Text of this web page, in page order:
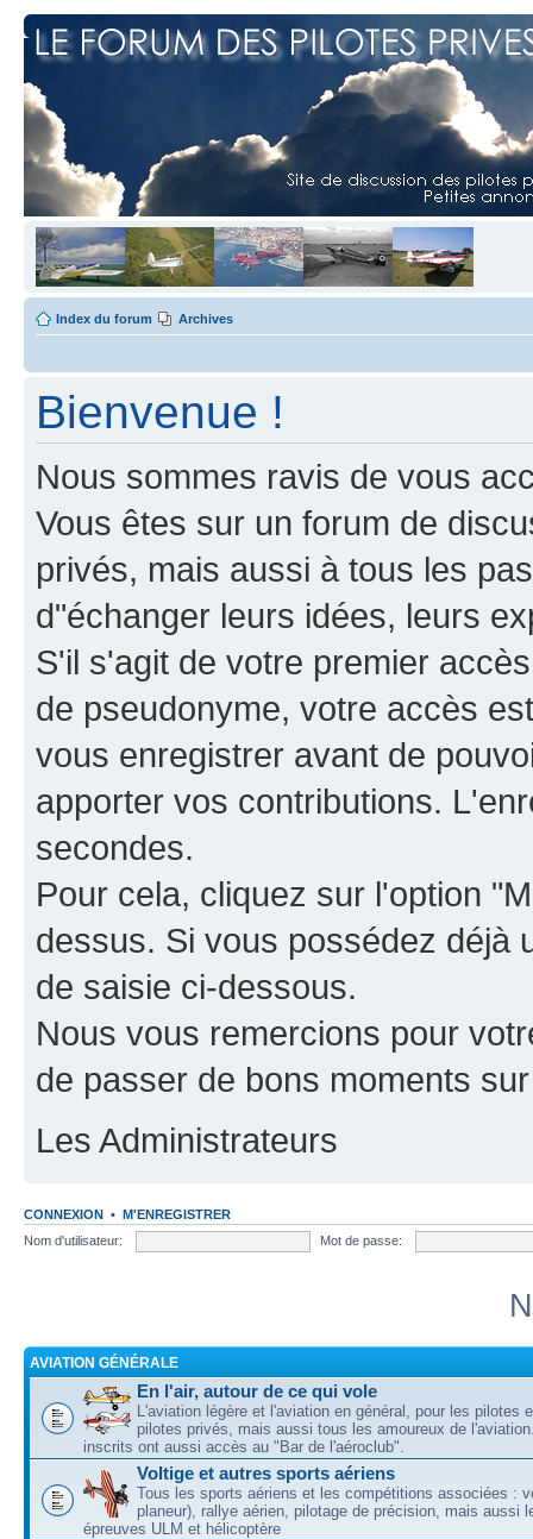
Index du forum Archives
Bienvenue !
Nous sommes ravis de vous
Vous êtes sur un forum de
privés, mais aussi à tous les
d"échanger leurs idées, leurs
S'il s'agit de votre premier
de pseudonyme, votre accès
vous enregistrer avant de
apporter vos contributions.
secondes.
Pour cela, cliquez sur l'option
dessus. Si vous possédez déjà
de saisie ci-dessous.
Nous vous remercions pour
de passer de bons moments
Les Administrateurs
CONNEXION • M'ENREGISTRER
Nom d'utilisateur:
Mot de passe:
AVIATION GÉNÉRALE
En l'air, autour de ce qui vole
L'aviation légère et l'aviation en général, pour les pilotes
pilotes privés, mais aussi tous les amoureux de
inscrits ont aussi accès au "Bar de l'aéroclub".
Voltige et autres sports aériens
Tous les sports aériens et les compétitions associées :
planeur), rallye aérien, pilotage de précision, mais aussi
épreuves ULM et hélicoptère